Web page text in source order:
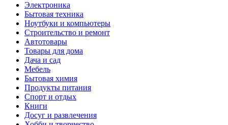
Электроника
Бытовая техника
Ноутбуки и компьютеры
Строительство и ремонт
Автотовары
Товары для дома
Дача и сад
Мебель
Бытовая химия
Продукты питания
Спорт и отдых
Книги
Досуг и развлечения